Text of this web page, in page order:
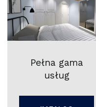
Pełna gama
usług